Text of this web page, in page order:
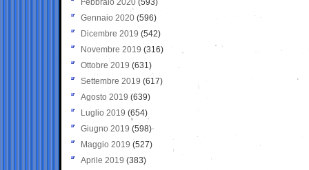
Febbraio 2020 (593)
Gennaio 2020 (596)
Dicembre 2019 (542)
Novembre 2019 (316)
Ottobre 2019 (631)
Settembre 2019 (617)
Agosto 2019 (639)
Luglio 2019 (654)
Giugno 2019 (598)
Maggio 2019 (527)
Aprile 2019 (383)